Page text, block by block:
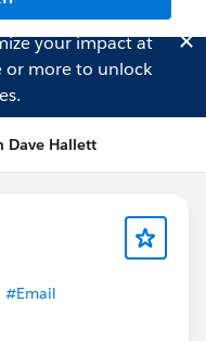
your impact at
more to unlock
Dave Hallett
#Email